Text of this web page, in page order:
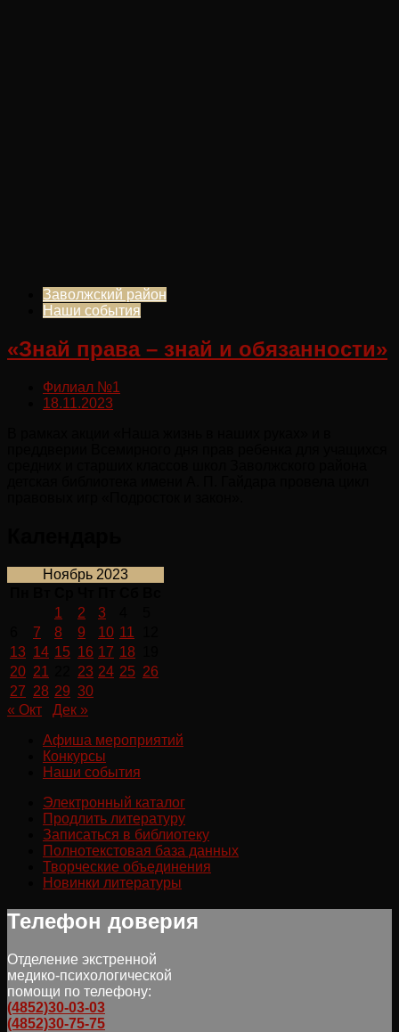
Заволжский район
Наши события
«Знай права – знай и обязанности»
Филиал №1
18.11.2023
Ноябрь 2023
1
2 3
7 8 9 10 11
13 14 15 16 17 18
20 21 23 24 25 26
27 28 29 30
« Окт
Дек »
Афиша мероприятий
Конкурсы
Наши события
Электронный каталог
Продлить литературу
Записаться в библиотеку
Полнотекстовая база данных
Творческие объединения
Новинки литературы
Телефон доверия
Отделение экстренной
медико-психологической
помощи по телефону:
(4852)30-03-03
(4852)30-75-75